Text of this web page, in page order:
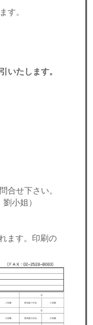
す。
いたします。
合せ下さい。
小姐）
ます。印刷の